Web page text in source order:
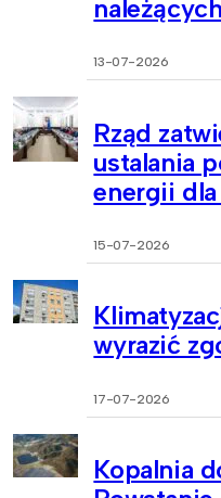
13-07-2026
Rząd
ustalania
energii
15-07-2026
wyrazić
17-07-2026
Kopalnia